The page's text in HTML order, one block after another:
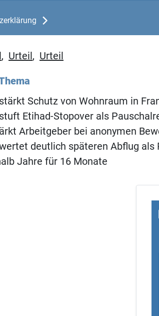
, Urteil, Urteil
Schutz von Wohnraum in
Etihad-Stopover als
Arbeitgeber bei anonymen
deutlich späteren Abflug als
Jahre für 16 Monate